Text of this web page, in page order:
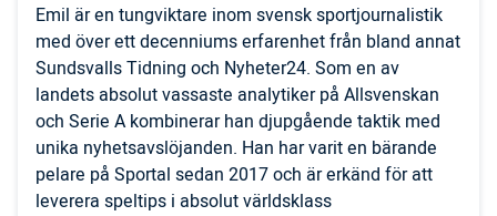
Emil är en tungviktare inom svensk sportjournalistik
med över ett decenniums erfarenhet från bland annat
Sundsvalls Tidning och Nyheter24. Som en av
landets absolut vassaste analytiker på Allsvenskan
och Serie A kombinerar han djupgående taktik med
unika nyhetsavslöjanden. Han har varit en bärande
pelare på Sportal sedan 2017 och är erkänd för att
leverera speltips i absolut världsklass